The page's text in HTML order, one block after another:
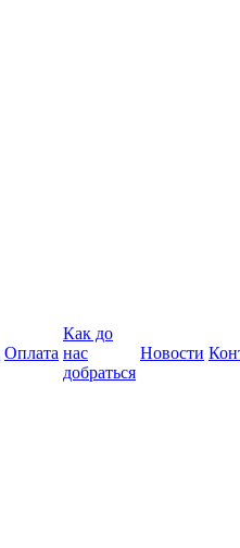
Оплата
Как до
нас
добраться
Новости